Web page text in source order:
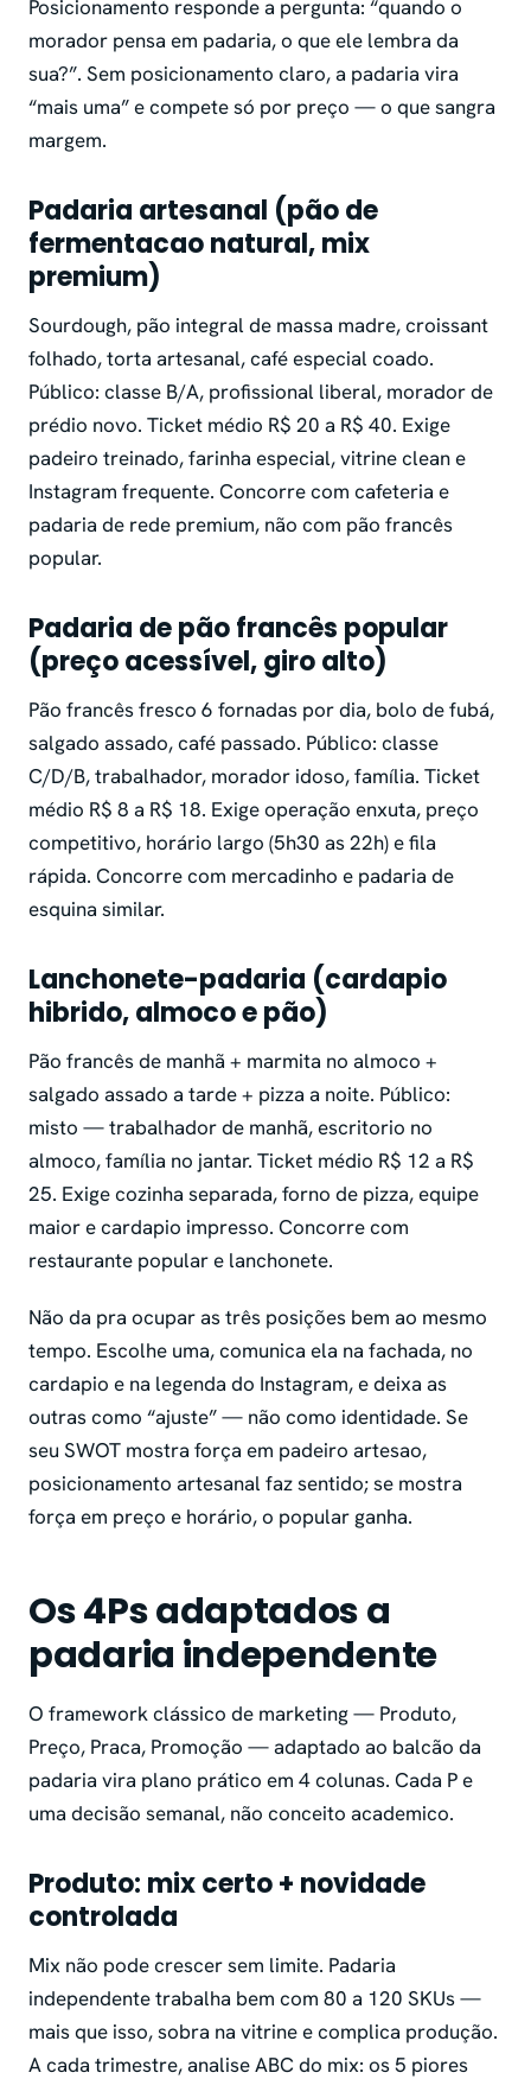
Posicionamento responde a pergunta: “quando o
morador pensa em padaria, o que ele lembra da
sua?”. Sem posicionamento claro, a padaria vira
“mais uma” e compete só por preço — o que sangra
margem.
Padaria artesanal (pão de
fermentacao natural, mix
premium)
Sourdough, pão integral de massa madre, croissant
folhado, torta artesanal, café especial coado.
Público: classe B/A, profissional liberal, morador de
prédio novo. Ticket médio R$ 20 a R$ 40. Exige
padeiro treinado, farinha especial, vitrine clean e
Instagram frequente. Concorre com cafeteria e
padaria de rede premium, não com pão francês
popular.
Padaria de pão francês popular
(preço acessível, giro alto)
Pão francês fresco 6 fornadas por dia, bolo de fubá,
salgado assado, café passado. Público: classe
C/D/B, trabalhador, morador idoso, família. Ticket
médio R$ 8 a R$ 18. Exige operação enxuta, preço
competitivo, horário largo (5h30 as 22h) e fila
rápida. Concorre com mercadinho e padaria de
esquina similar.
Lanchonete-padaria (cardapio
hibrido, almoco e pão)
Pão francês de manhã + marmita no almoco +
salgado assado a tarde + pizza a noite. Público:
misto — trabalhador de manhã, escritorio no
almoco, família no jantar. Ticket médio R$ 12 a R$
25. Exige cozinha separada, forno de pizza, equipe
maior e cardapio impresso. Concorre com
restaurante popular e lanchonete.
Não da pra ocupar as três posições bem ao mesmo
tempo. Escolhe uma, comunica ela na fachada, no
cardapio e na legenda do Instagram, e deixa as
outras como “ajuste” — não como identidade. Se
seu SWOT mostra força em padeiro artesao,
posicionamento artesanal faz sentido; se mostra
força em preço e horário, o popular ganha.
Os 4Ps adaptados a
padaria independente
O framework clássico de marketing — Produto,
Preço, Praca, Promoção — adaptado ao balcão da
padaria vira plano prático em 4 colunas. Cada P e
uma decisão semanal, não conceito academico.
Produto: mix certo + novidade
controlada
Mix não pode crescer sem limite. Padaria
independente trabalha bem com 80 a 120 SKUs —
mais que isso, sobra na vitrine e complica produção.
A cada trimestre, analise ABC do mix: os 5 piores